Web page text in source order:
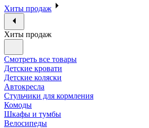
Хиты продаж
Хиты продаж
Смотреть все товары
Детские кровати
Детские коляски
Автокресла
Стульчики для кормления
Комоды
Шкафы и тумбы
Велосипеды